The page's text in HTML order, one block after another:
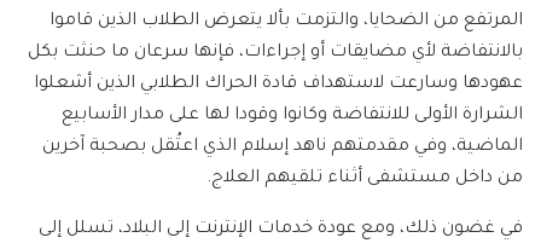
المرتفع من الضحايا، والتزمت بألا يتعرض الطلاب الذين قاموا
بالانتفاضة لأي مضايقات أو إجراءات، فإنها سرعان ما حنثت بكل
عهودها وسارعت لاستهداف قادة الحراك الطلابي الذين أشعلوا
الشرارة الأولى للانتفاضة وكانوا وقودا لها على مدار الأسابيع
الماضية، وفي مقدمتهم ناهد إسلام الذي اعتُقل بصحبة آخرين
من داخل مستشفى أثناء تلقيهم العلاج.
في غضون ذلك، ومع عودة خدمات الإنترنت إلى البلاد، تسلل إلى